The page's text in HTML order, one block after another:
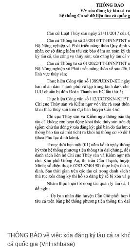
THÔNG BÁO về việc xóa đăng ký tàu cá ra
cá quốc gia (VnFishbase)